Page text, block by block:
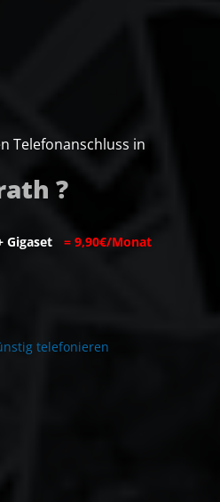
Telefonanschluss in
?
Gigaset = 9,90€/Monat
nstig telefonieren